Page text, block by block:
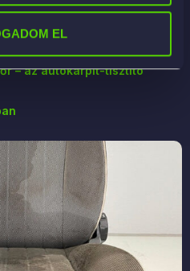
EL
segít megérteni, miért
– az autókárpit-tisztító